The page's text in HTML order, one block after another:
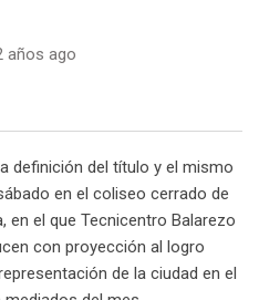
años ago
definición del título y el mismo
en el coliseo cerrado de
en el que Tecnicentro Balarezo
con proyección al logro
de la ciudad en el